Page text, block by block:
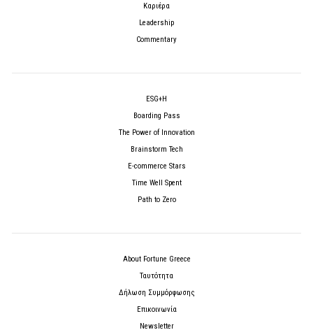
Καριέρα
Leadership
Commentary
ESG+H
Boarding Pass
The Power of Innovation
Brainstorm Tech
E-commerce Stars
Time Well Spent
Path to Zero
About Fortune Greece
Ταυτότητα
Δήλωση Συμμόρφωσης
Επικοινωνία
Newsletter